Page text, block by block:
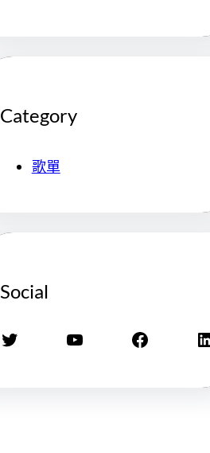
Category
歌單
Social
X YouTube Facebook LinkedIn